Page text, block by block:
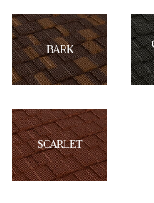
BARK
SCARLET